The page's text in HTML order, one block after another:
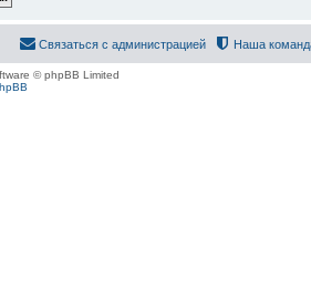
Наша
Связаться с администрацией
© phpBB Limited